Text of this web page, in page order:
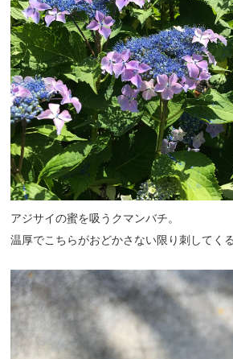
アジサイの蜜を吸うクマンバチ。
温厚でこちらがおどかさない限り刺してく